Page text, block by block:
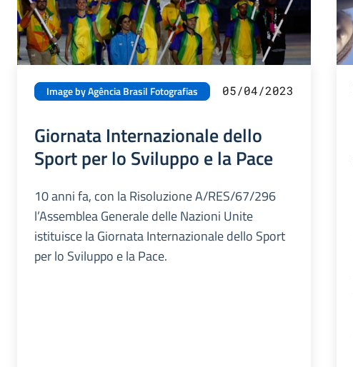
Image by Agência Brasil Fotografias 05/04/2023
Giornata Internazionale dello
Sport per lo Sviluppo e la Pace
10 anni fa, con la Risoluzione A/RES/67/296
l’Assemblea Generale delle Nazioni Unite
istituisce la Giornata Internazionale dello Sport
per lo Sviluppo e la Pace.